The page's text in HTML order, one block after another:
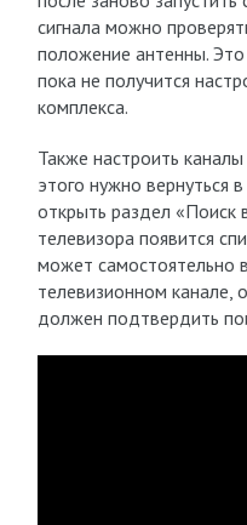
сигнала можно
положение антенны.
пока не получится
комплекса.
Также настроить
этого нужно вернуться
открыть раздел «Поиск
телевизора появится
может самостоятельно
телевизионном канале,
должен подтвердить